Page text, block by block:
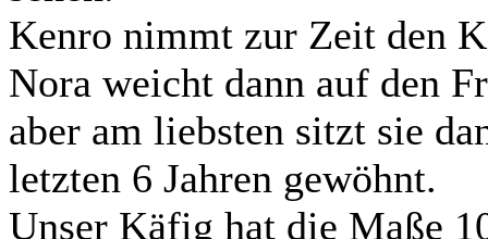
Kenro nimmt zur Zeit den
Nora weicht dann auf den
aber am liebsten sitzt sie
letzten 6 Jahren gewöhnt.
Unser Käfig hat die Maße